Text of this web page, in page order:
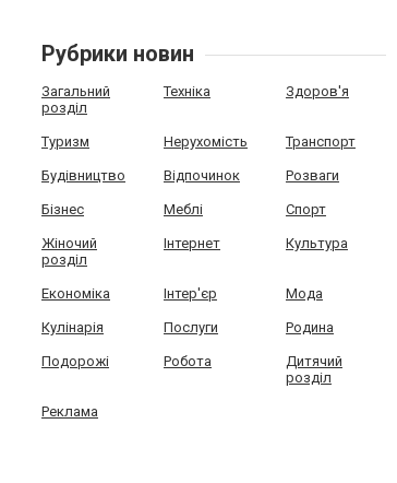
Рубрики новин
Загальний
розділ
Техніка Здоров'я
Туризм Нерухомість Транспорт
Будівництво Відпочинок Розваги
Бізнес Меблі Спорт
Жіночий
розділ
Інтернет Культура
Економіка Інтер'єр Мода
Кулінарія Послуги Родина
Подорожі Робота
Дитячий
розділ
Реклама